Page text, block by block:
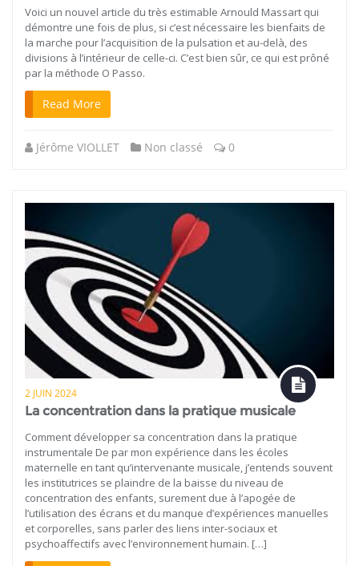
Voici un nouvel article du très estimable Arnould Massart qui
démontre une fois de plus, si c’est nécessaire les bienfaits de
la marche pour l’acquisition de la pulsation et au-delà, des
divisions à l’intérieur de celle-ci. C’est bien sûr, ce qui est prôné
par la méthode O Passo.
Read More
Jérôme VIOLLET Non classé 0
2 JUIN 2024
La concentration dans la pratique musicale
Comment développer sa concentration dans la pratique
instrumentale De par mon expérience dans les écoles
maternelle en tant qu’intervenante musicale, j’entends souvent
les institutrices se plaindre de la baisse du niveau de
concentration des enfants, surement due à l’apogée de
l’utilisation des écrans et du manque d’expériences manuelles
et corporelles, sans parler des liens inter-sociaux et
psychoaffectifs avec l’environnement humain. […]